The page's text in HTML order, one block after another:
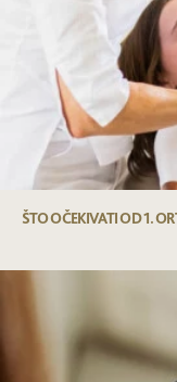
ŠTO OČEKIVATI OD 1.